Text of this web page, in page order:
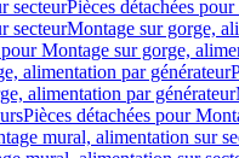
secteurPièces détachées
secteurMontage sur gorge,
pour Montage sur gorge,
alimentation par générateur
alimentation par générateur
Pièces détachées pour
mural, alimentation sur